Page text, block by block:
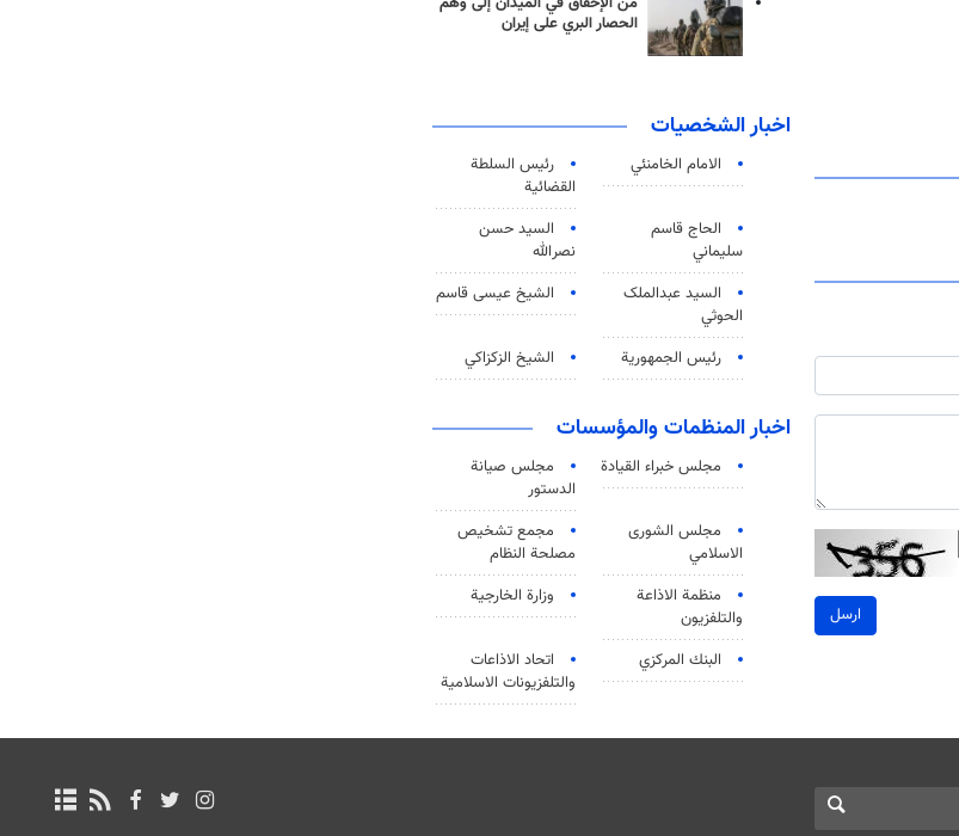
ارسل
الحصار البري على إيران
اخبار الشخصيات
الامام الخامنئي
رئیس السلطة
القضائیة
الحاج قاسم
سليماني
السيد حسن
نصرالله
السید عبدالملک
الحوثي
الشيخ عيسى قاسم
رئيس الجمهورية الشيخ الزكزاكي
اخبار المنظمات والمؤسسات
مجلس خبراء القيادة
مجلس صيانة
الدستور
مجلس الشورى
الاسلامي
مجمع تشخيص
مصلحة النظام
منظمة الاذاعة
والتلفزیون
وزارة الخارجية
البنك المركزي
اتحاد الاذاعات
والتلفزيونات الاسلامية